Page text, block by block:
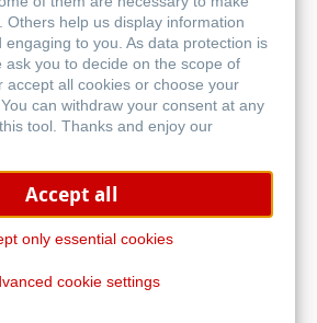
Others help us display information
engaging to you. As data protection is
ask you to decide on the scope of
accept all cookies or choose your
can withdraw your consent at any
tool. Thanks and enjoy our
Accept all
only essential cookies
cookie settings